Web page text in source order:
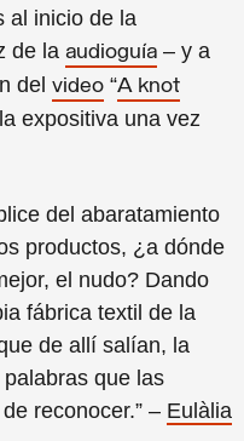
al inicio de la
de la audioguía – y a
del video “A knot
expositiva una vez
del abaratamiento
productos, ¿a dónde
el nudo? Dando
fábrica textil de la
de allí salían, la
que las
reconocer.” – Eulàlia